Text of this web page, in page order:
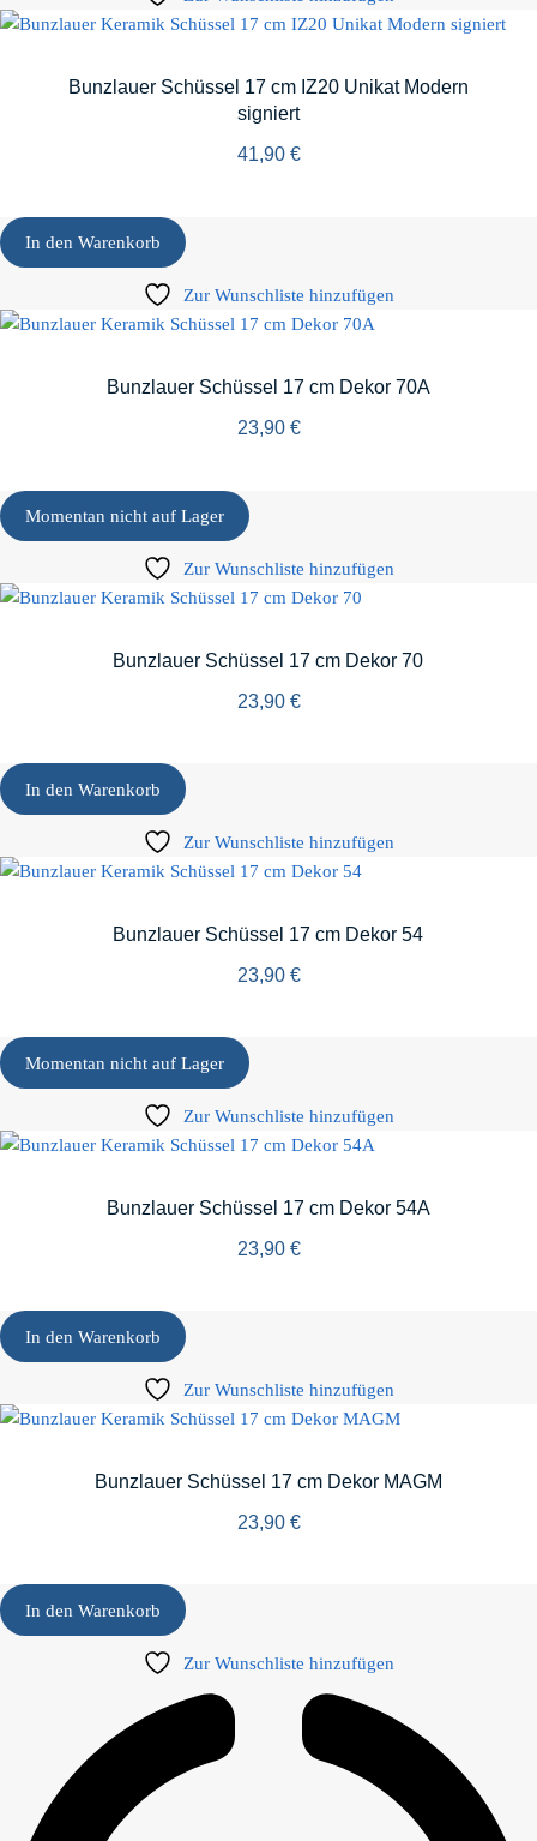
Bunzlauer Schüssel 17 cm IZ20 Unikat Modern
signiert
41,90 €
In den Warenkorb
Zur Wunschliste hinzufügen
Bunzlauer Schüssel 17 cm Dekor 70A
23,90 €
Momentan nicht auf Lager
Zur Wunschliste hinzufügen
Bunzlauer Schüssel 17 cm Dekor 70
23,90 €
In den Warenkorb
Zur Wunschliste hinzufügen
Bunzlauer Schüssel 17 cm Dekor 54
23,90 €
Momentan nicht auf Lager
Zur Wunschliste hinzufügen
Bunzlauer Schüssel 17 cm Dekor 54A
23,90 €
In den Warenkorb
Zur Wunschliste hinzufügen
Bunzlauer Schüssel 17 cm Dekor MAGM
23,90 €
In den Warenkorb
Zur Wunschliste hinzufügen